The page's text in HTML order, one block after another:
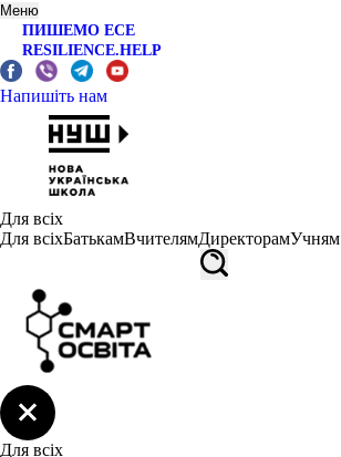
Меню
ПИШЕМО ЕСЕ
RESILIENCE.HELP
Напишіть нам
Для всіх
Для всіхБатькамВчителямДиректорамУчням
Для всіх